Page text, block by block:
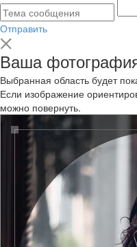
Отправить
Ваша
Выбранная область будет
Если изображение
можно повернуть.